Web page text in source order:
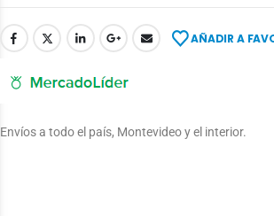
AÑADIR A
Envíos a todo el país, Montevideo y el interior.